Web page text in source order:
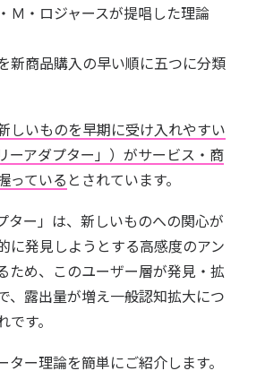
Ｍ・ロジャースが提唱した理論
新商品購入の早い順に五つに分類
しいものを早期に受け入れやすい
ーアダプター」）がサービス・商
っている とされています。
ター」は、新しいものへの関心が
に発見しようとする高感度のアン
ため、このユーザー層が発見・拡
、露出量が増え一般認知拡大につ
す。
ター理論を簡単にご紹介します。